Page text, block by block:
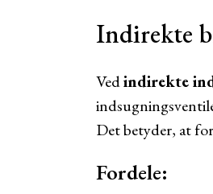
Indirekte
Vedindirekte
Det betyder, at
Fordele: